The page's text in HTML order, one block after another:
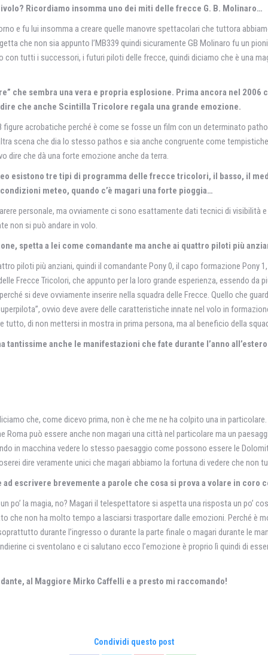
Ricordiamo insomma uno dei miti delle frecce G. B. Molinaro…
e fu lui insomma a creare quelle manovre spettacolari che tuttora
che non sia appunto l’MB339 quindi sicuramente GB Molinaro fu un
tutti i successori, i futuri piloti delle frecce, quindi diciamo che è una
che sembra una vera e propria esplosione. Prima ancora nel 2006
che anche Scintilla Tricolore regala una grande emozione.
acrobatiche perché è come se fosse un film con un determinato
scena che dia lo stesso pathos e sia anche congruente come
dire che dà una forte emozione anche da terra.
esistono tre tipi di programma delle frecce tricolori, il basso, il
meteo, quando c’è magari una forte pioggia…
personale, ma ovviamente ci sono esattamente dati tecnici di visibilità
non si può andare in volo.
spetta a lei come comandante ma anche ai quattro piloti più
piloti più anziani, quindi il comandante Pony 0, il capo formazione Pony
Frecce Tricolori, che appunto per la loro grande esperienza, essendo da
si deve ovviamente inserire nella squadra delle Frecce. Quello che
ovvio deve avere delle caratteristiche innate nel volo in
tutto, di non mettersi in mostra in prima persona, ma al beneficio della
anche le manifestazioni che fate durante l’anno
che, come dicevo prima, non è che me ne ha colpito una in
Roma può essere anche non magari una città nel particolare ma un
in macchina vedere lo stesso paesaggio come possono essere le
dire veramente unici che magari abbiamo la fortuna di vedere che non
escrivere brevemente a parole che cosa si prova a volare in
po’ la magia, no? Magari il telespettatore si aspetta una risposta un po’
che non ha molto tempo a lasciarsi trasportare dalle emozioni. Perché è
durante l’ingresso o durante la parte finale o magari durante le
ci sventolano e ci salutano ecco l’emozione è proprio lì quindi di
al Maggiore Mirko Caffelli e a presto mi raccomando!
Condividi questo post